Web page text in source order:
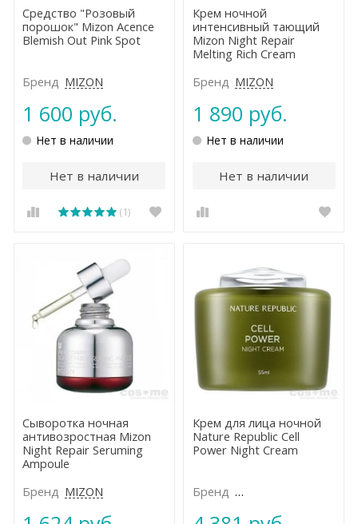
Средство "Розовый
порошок" Mizon Acence
Blemish Out Pink Spot
Бренд MIZON
1 600 руб.
Нет в наличии
Нет в наличии
(1)
Крем ночной
интенсивный тающий
Mizon Night Repair
Melting Rich Cream
Бренд MIZON
1 890 руб.
Нет в наличии
Нет в наличии
Сыворотка ночная
антивозростная Mizon
Night Repair Seruming
Ampoule
Бренд MIZON
Крем для лица ночной
Nature Republic Cell
Power Night Cream
Бренд NATURE REPUBLIC